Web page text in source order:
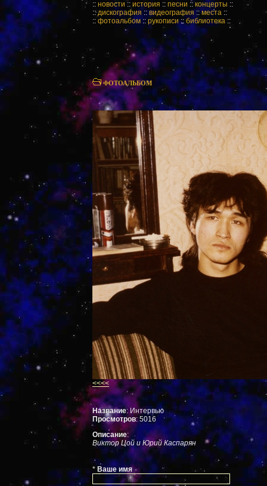
:: новости :: история :: песни :: концерты ::
::дискография :: видеография ::места ::
:: фотоальбом::рукописи::библиотека ::
ФОТОАЛЬБОМ
<<<<
Название: Интервью
Просмотров: 5016
Описание:
Виктор Цой и Юрий Каспарян
* Ваше имя